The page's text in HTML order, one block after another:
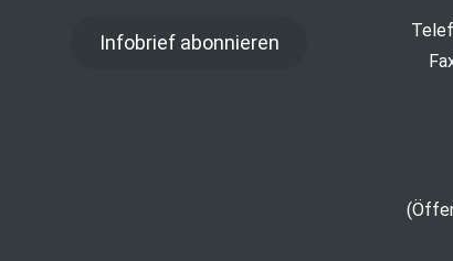
Infobrief abonnieren
(